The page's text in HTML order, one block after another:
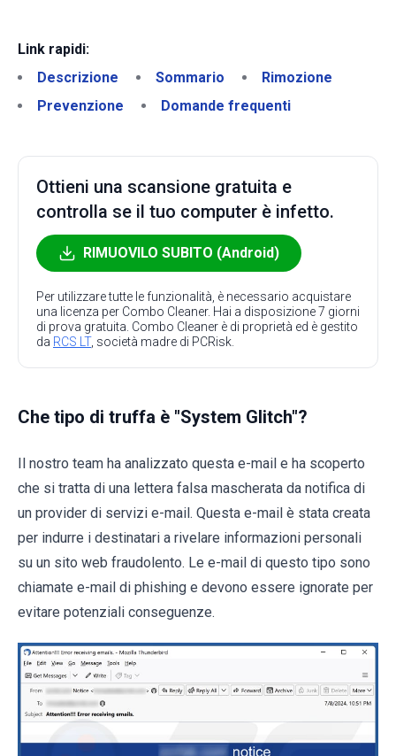
Link rapidi:
Descrizione
Sommario
Rimozione
Prevenzione
Domande frequenti
Ottieni una scansione gratuita e
controlla se il tuo computer è infetto.
RIMUOVILO SUBITO (Android)
Per utilizzare tutte le funzionalità, è necessario acquistare
una licenza per Combo Cleaner. Hai a disposizione 7 giorni
di prova gratuita. Combo Cleaner è di proprietà ed è gestito
da RCS LT, società madre di PCRisk.
Che tipo di truffa è "System Glitch"?
Il nostro team ha analizzato questa e-mail e ha scoperto
che si tratta di una lettera falsa mascherata da notifica di
un provider di servizi e-mail. Questa e-mail è stata creata
per indurre i destinatari a rivelare informazioni personali
su un sito web fraudolento. Le e-mail di questo tipo sono
chiamate e-mail di phishing e devono essere ignorate per
evitare potenziali conseguenze.